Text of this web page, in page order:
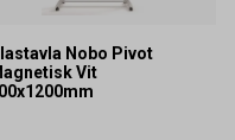
Nobo Pivot
Vit